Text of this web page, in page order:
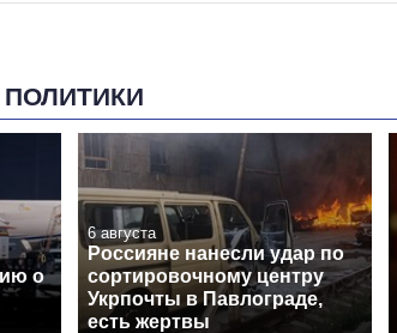
о
6 августа
Россияне нанесли удар по
сортировочному центру
Укрпочты в Павлограде,
есть жертвы